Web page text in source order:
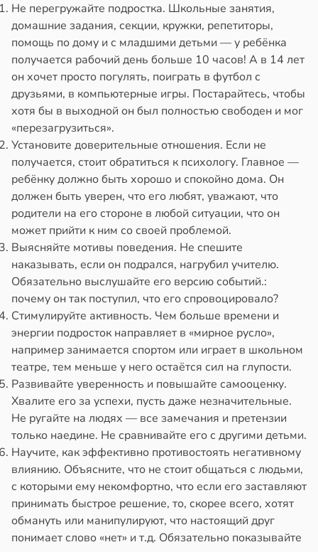
Не перегружайте подростка. Школьные занятия,
домашние задания, секции, кружки, репетиторы,
помощь по дому и с младшими детьми — у ребёнка
получается рабочий день больше 10 часов! А в 14 лет
он хочет просто погулять, поиграть в футбол с
друзьями, в компьютерные игры. Постарайтесь, чтобы
хотя бы в выходной он был полностью свободен и мог
«перезагрузиться».
Установите доверительные отношения. Если не
получается, стоит обратиться к психологу. Главное —
ребёнку должно быть хорошо и спокойно дома. Он
должен быть уверен, что его любят, уважают, что
родители на его стороне в любой ситуации, что он
может прийти к ним со своей проблемой.
Выясняйте мотивы поведения. Не спешите
наказывать, если он подрался, нагрубил учителю.
Обязательно выслушайте его версию событий.:
почему он так поступил, что его спровоцировало?
Стимулируйте активность. Чем больше времени и
энергии подросток направляет в «мирное русло»,
например занимается спортом или играет в школьном
театре, тем меньше у него остаётся сил на глупости.
Развивайте уверенность и повышайте самооценку.
Хвалите его за успехи, пусть даже незначительные.
Не ругайте на людях — все замечания и претензии
только наедине. Не сравнивайте его с другими детьми.
Научите, как эффективно противостоять негативному
влиянию. Объясните, что не стоит общаться с людьми,
с которыми ему некомфортно, что если его заставляют
принимать быстрое решение, то, скорее всего, хотят
обмануть или манипулируют, что настоящий друг
понимает слово «нет» и т.д. Обязательно показывайте